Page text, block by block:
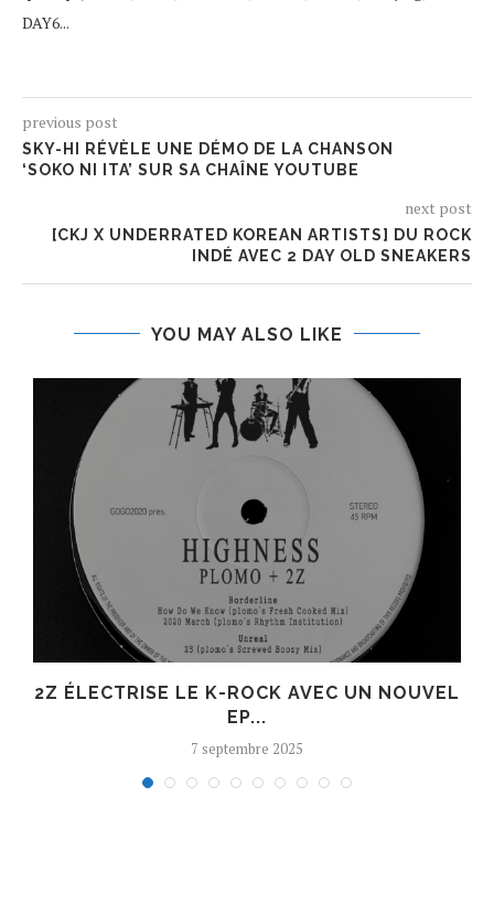
DAY6...
previous post
SKY-HI RÉVÈLE UNE DÉMO DE LA CHANSON
‘SOKO NI ITA’ SUR SA CHAÎNE YOUTUBE
next post
[CKJ X UNDERRATED KOREAN ARTISTS] DU ROCK
INDÉ AVEC 2 DAY OLD SNEAKERS
YOU MAY ALSO LIKE
2Z ÉLECTRISE LE K-ROCK AVEC UN NOUVEL
EP...
7 septembre 2025